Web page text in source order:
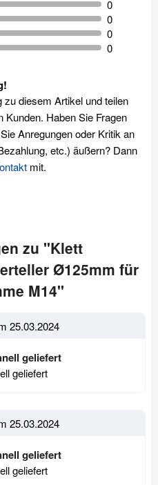
0
0
0
0
diesem Artikel und teilen
Kunden. Haben Sie Fragen
Anregungen oder Kritik an
etc.) äußern? Dann
mit.
zu "Klett
Ø125mm für
M14"
25.03.2024
geliefert
geliefert
25.03.2024
geliefert
geliefert